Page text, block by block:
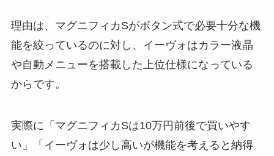
理由は、マグニフィカSがボタン式で必要十分な機
能を絞っているのに対し、イーヴォはカラー液晶
や自動メニューを搭載した上位仕様になっている
からです。
実際に「マグニフィカSは10万円前後で買いやす
い」「イーヴォは少し高いが機能を考えると納得